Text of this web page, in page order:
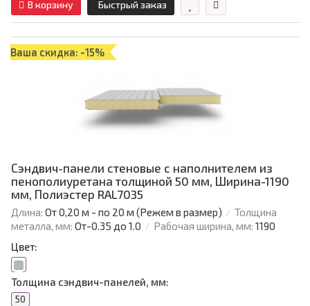
В корзину Быстрый заказ
Ваша скидка: -15%
Сэндвич-панели стеновые с наполнителем из
пенополиуретана толщиной 50 мм, Ширина-1190
мм, Полиэстер RAL7035
Длина: От 0,20 м - по 20 м (Режем в размер)
Толщина
металла, мм: От-0.35 до 1.0 Рабочая ширина, мм: 1190
Цвет:
Толщина сэндвич-панелей, мм:
50